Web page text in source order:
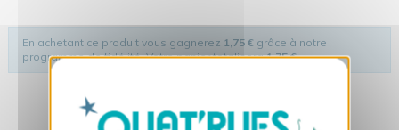
En achetant ce produit vous gagnerez 1,75 € grâce à notre
programme de fidélité. Votre panier totalisera1,75 €.